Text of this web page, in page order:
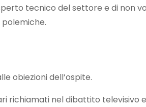
tecnico del settore e di non
obiezioni dell’ospite.
richiamati nel dibattito televisivo